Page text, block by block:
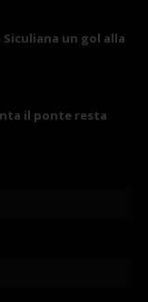
Siculiana un gol alla
il ponte resta